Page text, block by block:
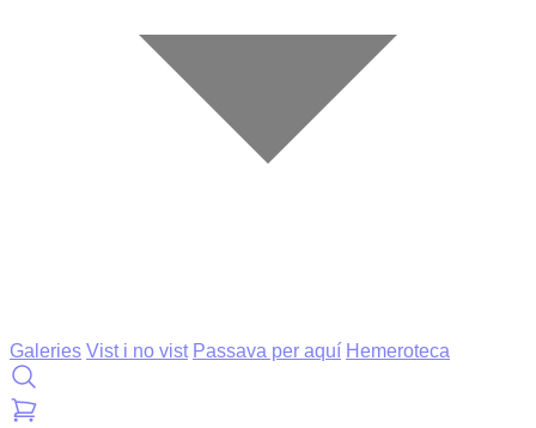
Galeries Vist i no vist Passava per aquí Hemeroteca